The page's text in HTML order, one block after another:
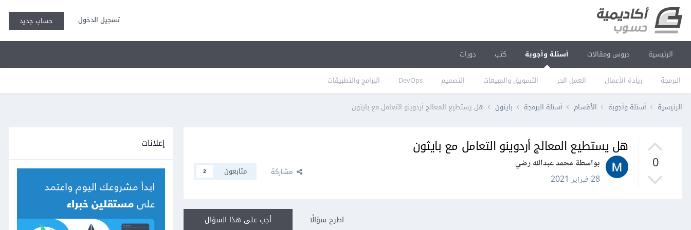
تسجيل الدخول حساب جديد
الرئيسية دروس ومقالات أسئلة وأجوبة
البرمجة ريادة الأعمال العمل الحر التسويق والمبيعات التصميم DevOps البرامج والتطبيقات
كتب دورات
الرئيسية أسئلة وأجوبة الأقسام أسئلة البرمجة بايثون هل يستطيع المعالج أردوينو التعامل مع بايثون
0
هل يستطيع المعالج أردوينو التعامل مع بايثون
بواسطة محمد عبدالله رضي
28 فبراير 2021
مشاركة متابعون 2
أجب على هذا السؤال اطرح سؤالًا
إعلانات